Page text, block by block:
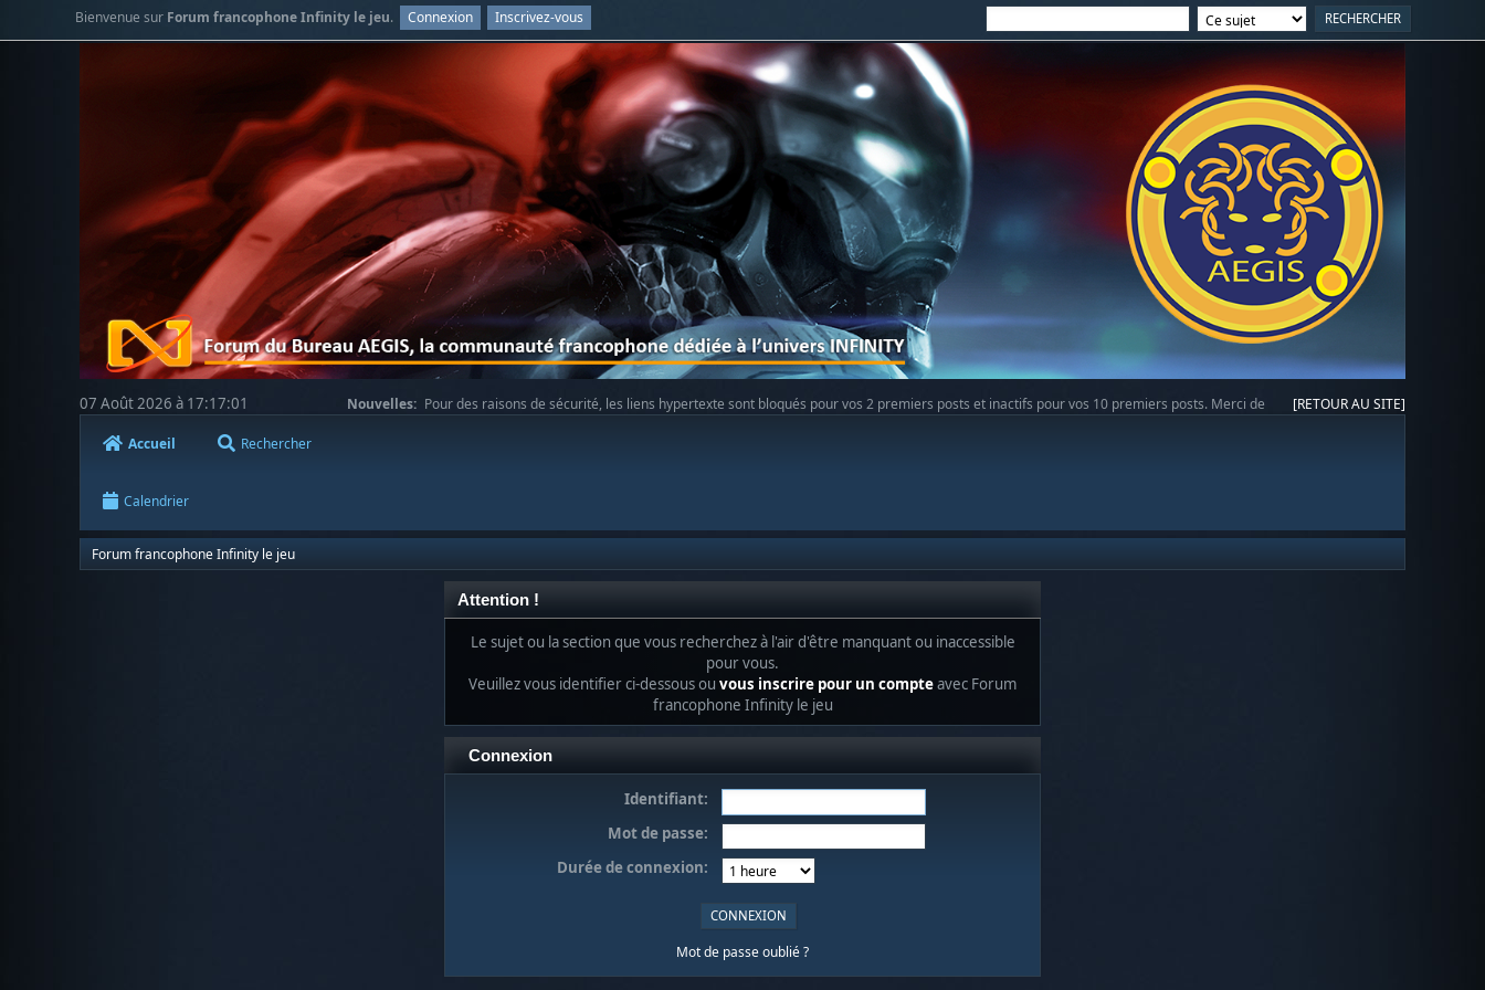
Bienvenue sur Forum francophone Infinity le jeu. Connexion Inscrivez-vous
[RETOUR AU SITE]
07 Août 2026 à 17:17:01 Nouvelles: Pour des raisons de sécurité, les liens hypertexte sont bloqués pour vos 2 premiers posts et inactifs pour vos 10 premiers posts. Merci de
Accueil
Rechercher
Calendrier
Forum francophone Infinity le jeu
Attention !
Le sujet ou la section que vous recherchez à l'air d'être manquant ou inaccessible
pour vous.
Veuillez vous identifier ci-dessous ou vous inscrire pour un compteavec Forum
francophone Infinity le jeu
Connexion
Identifiant:
Mot de passe:
Durée de connexion:
Mot de passe oublié ?